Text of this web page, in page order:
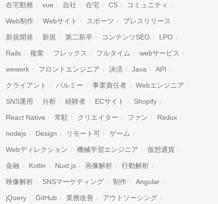
在宅勤務 vue 自社 在宅 CS コミュニティ
Web制作 Webサイト スポーツ プレスリリース
新規開発 新規 第二新卒 コンテンツSEO LPO
Rails 複業 フレックス フルタイム webサービス
wework フロントエンジニア 決済 Java API
クライアント パルミー 事業責任者 Webエンジニア
SNS運用 分析 経験者 ECサイト Shopify
React Native 常駐 クリエイター ファン Redux
nodejs Design リモート可 ゲーム
Webディレクション 機械学習エンジニア 仮想通貨
金融 Kotlin Nuxt.js 画像解析 行動解析
映像解析 SNSマーケティング 制作 Angular
jQuery GitHub 業務改善 アウトソーシング